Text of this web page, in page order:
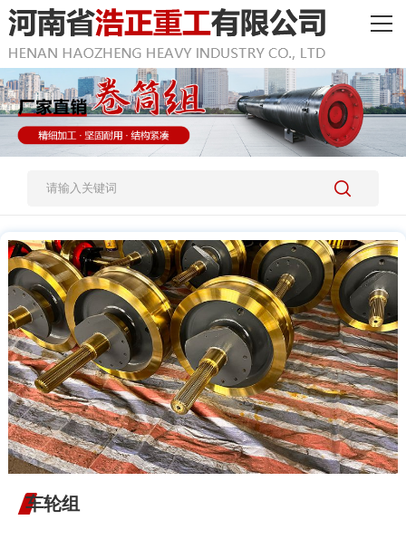
网站首页
产品中心
客户案例
人才招聘
联系我们
车轮组